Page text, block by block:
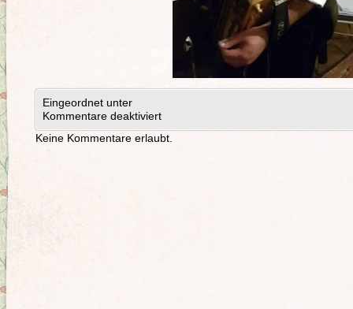
Eingeordnet unter
Kommentare deaktiviert
Keine Kommentare erlaubt.